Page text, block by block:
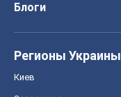
Блоги
Регионы Украины
Киев